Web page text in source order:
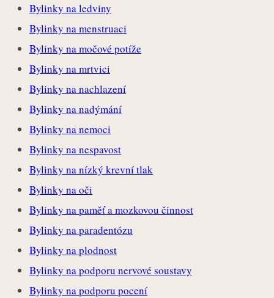
Bylinky na ledviny
Bylinky na menstruaci
Bylinky na močové potíže
Bylinky na mrtvici
Bylinky na nachlazení
Bylinky na nadýmání
Bylinky na nemoci
Bylinky na nespavost
Bylinky na nízký krevní tlak
Bylinky na oči
Bylinky na paměť a mozkovou činnost
Bylinky na paradentózu
Bylinky na plodnost
Bylinky na podporu nervové soustavy
Bylinky na podporu pocení